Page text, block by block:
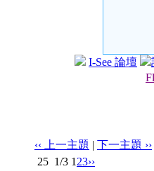
I-See 論壇
‹‹ 上一主題 | 下一主題 ››
25 1/3 1 23››